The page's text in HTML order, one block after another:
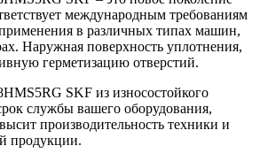
международным требованиям
в различных типах машин,
Наружная поверхность уплотнения,
герметизацию отверстий.
SKF из износостойкого
службы вашего оборудования,
производительность техники и
продукции.